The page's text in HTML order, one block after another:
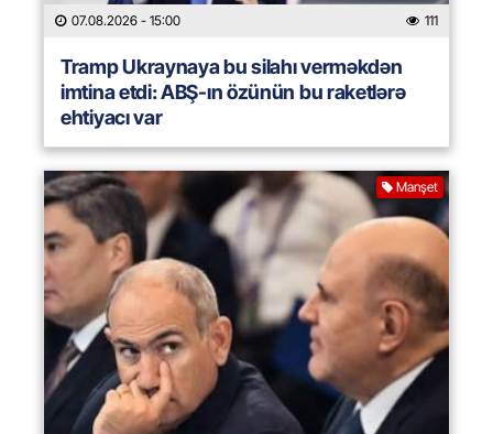
07.08.2026 - 15:00 111
Tramp Ukraynaya bu silahı verməkdən
imtina etdi: ABŞ-ın özünün bu raketlərə
ehtiyacı var
Manşet